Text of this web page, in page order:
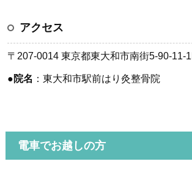
アクセス
〒207-0014 東京都東大和市南街5-90-11-
●院名 ：東大和市駅前はり灸整骨院
電車でお越しの方